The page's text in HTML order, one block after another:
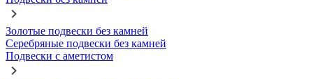
Золотые подвески без камней
Серебряные подвески без камней
Подвески с аметистом